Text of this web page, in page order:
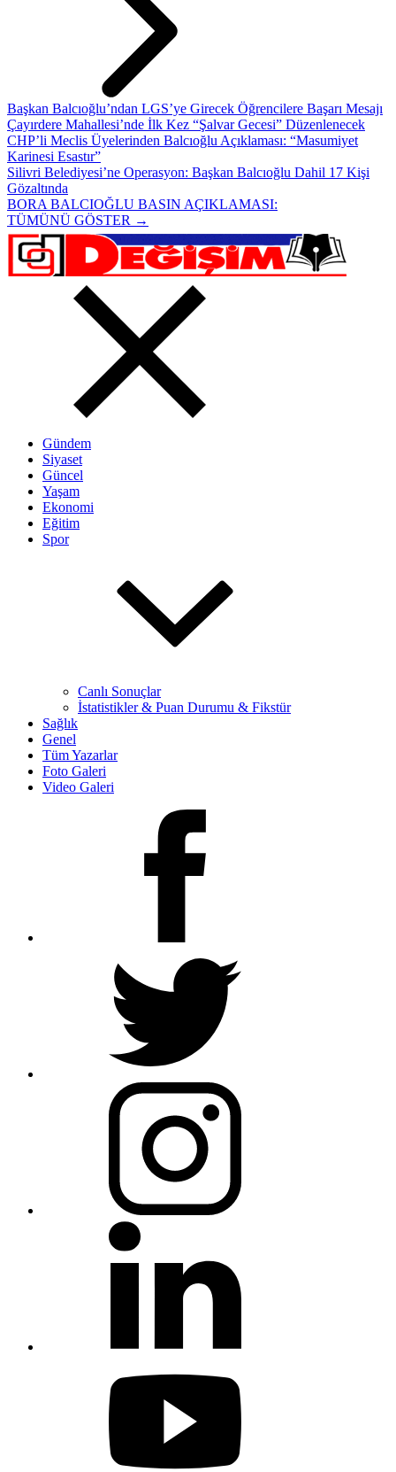
Başkan Balcıoğlu’ndan LGS’ye Girecek Öğrencilere Başarı Mesajı
Çayırdere Mahallesi’nde İlk Kez “Şalvar Gecesi” Düzenlenecek
CHP’li Meclis Üyelerinden Balcıoğlu Açıklaması: “Masumiyet
Karinesi Esastır”
Silivri Belediyesi’ne Operasyon: Başkan Balcıoğlu Dahil 17 Kişi
Gözaltında
BORA BALCIOĞLU BASIN AÇIKLAMASI:
TÜMÜNÜ GÖSTER →
Gündem
Siyaset
Güncel
Yaşam
Ekonomi
Eğitim
Spor
Canlı Sonuçlar
İstatistikler & Puan Durumu & Fikstür
Sağlık
Genel
Tüm Yazarlar
Foto Galeri
Video Galeri